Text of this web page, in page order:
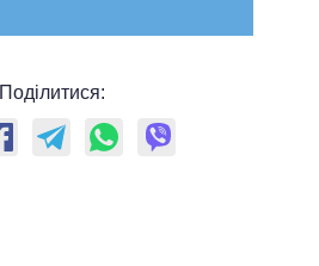
Поділитися: